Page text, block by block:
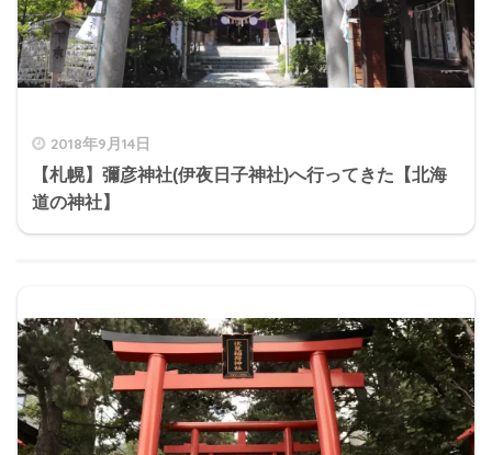
2018年9月14日
【札幌】彌彦神社(伊夜日子神社)へ行ってきた【北海
道の神社】